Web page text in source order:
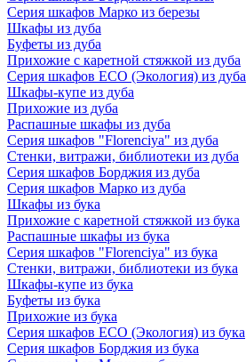
Серия шкафов Марко из березы
Шкафы из дуба
Буфеты из дуба
Прихожие с каретной стяжкой из дуба
Серия шкафов ECO (Экология) из дуба
Шкафы-купе из дуба
Прихожие из дуба
Распашные шкафы из дуба
Серия шкафов "Florenciya" из дуба
Стенки, витражи, библиотеки из дуба
Серия шкафов Борджия из дуба
Серия шкафов Марко из дуба
Шкафы из бука
Прихожие с каретной стяжкой из бука
Распашные шкафы из бука
Серия шкафов "Florenciya" из бука
Стенки, витражи, библиотеки из бука
Шкафы-купе из бука
Буфеты из бука
Прихожие из бука
Серия шкафов ECO (Экология) из бука
Серия шкафов Борджия из бука